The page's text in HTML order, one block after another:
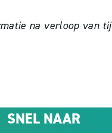
na verloop
SNEL NAAR